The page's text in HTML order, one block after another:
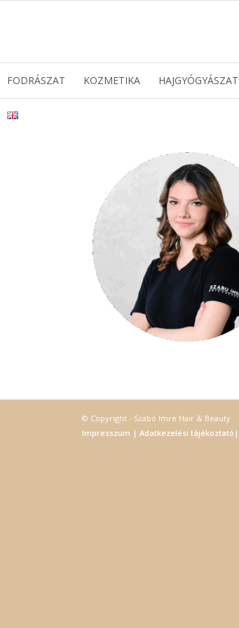
FODRÁSZAT KOZMETIKA HAJGYÓGYÁSZAT
© Copyright - Szabó Imre Hair & Beauty
Impresszum | Adatkezelési tájékoztató |